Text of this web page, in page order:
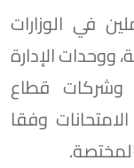
في الوزارات
ووحدات الإدارة
وشركات قطاع
وفقا